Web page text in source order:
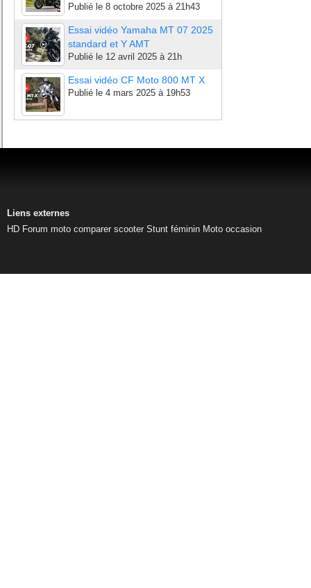
Publié le 8 octobre 2025 à 21h43
Essai vidéo Yamaha MT 07 2025
standard et Y AMT
Publié le 12 avril 2025 à 21h
Essai vidéo CF Moto 800 MT X
Publié le 4 mars 2025 à 19h53
Liens externes
HD Forum moto comparer scooter Stunt féminin Moto occasion